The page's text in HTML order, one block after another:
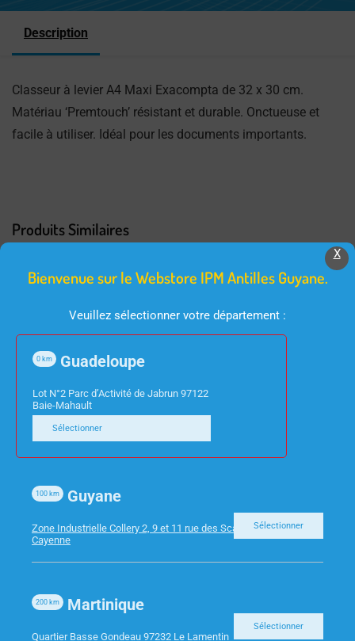
Description
Classeur à levier A4 Maxi Exacompta de 32 x 30 cm.
Matériau ‘Premtouch’ résistant et durable. Onctueuse et
facile à utiliser. Idéal pour les documents importants.
Produits Similaires
FOURNITURES DE BUREAU
STYLO BL HI-TEC V5
VERT
9MM
X
Bienvenue sur le Webstore IPM Antilles Guyane.
Veuillez sélectionner votre département :
Guadeloupe
0 km
Lot N°2 Parc d’Activité de Jabrun 97122
Baie-Mahault
Sélectionner
Guyane
100 km
Zone Industrielle Collery 2, 9 et 11 rue des Scarabees 97300
Cayenne
Sélectionner
Martinique
200 km
Quartier Basse Gondeau 97232 Le Lamentin
Sélectionner